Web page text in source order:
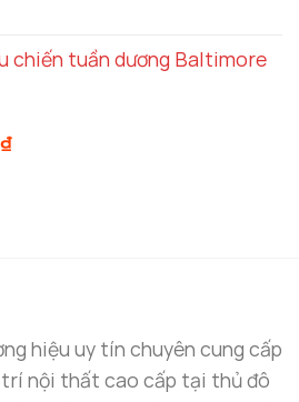
chiến tuần dương Baltimore
₫
hiệu uy tín chuyên cung cấp
nội thất cao cấp tại thủ đô